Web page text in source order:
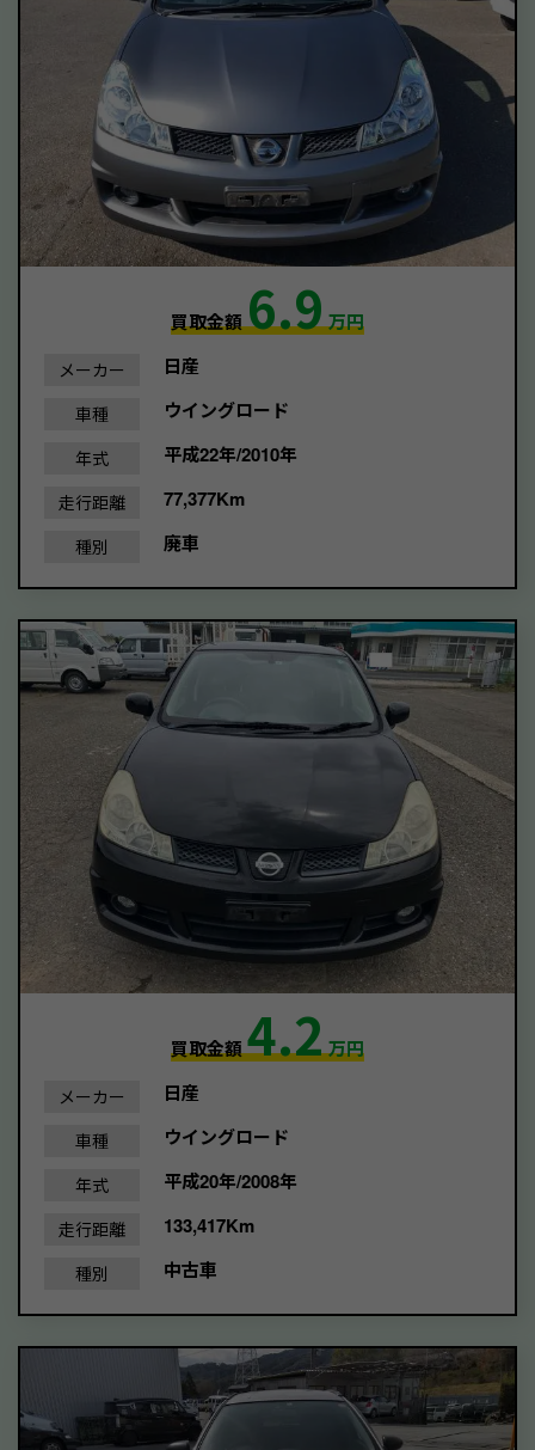
買取金額6.9万円
メーカー 日産
車種 ウイングロード
年式 平成22年/2010年
走行距離 77,377Km
種別 廃車
買取金額4.2万円
メーカー 日産
車種 ウイングロード
年式 平成20年/2008年
走行距離 133,417Km
種別 中古車